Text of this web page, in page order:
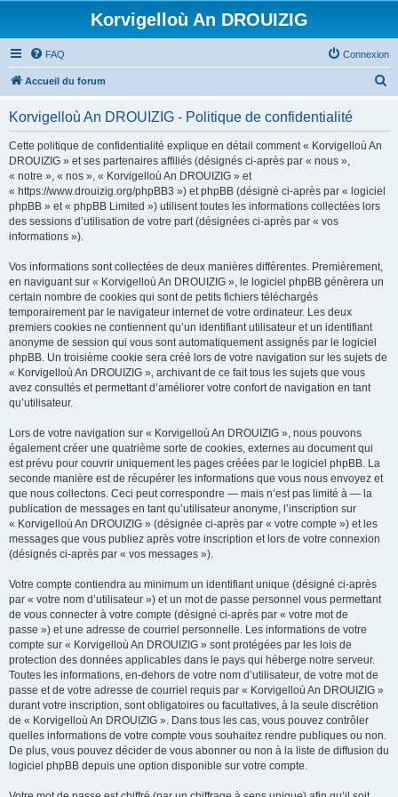
Korvigelloù An DROUIZIG
FAQ Connexion
Accueil du forum
Korvigelloù An DROUIZIG - Politique de confidentialité
Cette politique de confidentialité explique en détail comment « Korvigelloù An
DROUIZIG » et ses partenaires affiliés (désignés ci-après par « nous »,
« notre », « nos », « Korvigelloù An DROUIZIG » et
« https://www.drouizig.org/phpBB3 ») et phpBB (désigné ci-après par « logiciel
phpBB » et « phpBB Limited ») utilisent toutes les informations collectées lors
des sessions d’utilisation de votre part (désignées ci-après par « vos
informations »).
Vos informations sont collectées de deux manières différentes. Premièrement,
en naviguant sur « Korvigelloù An DROUIZIG », le logiciel phpBB génèrera un
certain nombre de cookies qui sont de petits fichiers téléchargés
temporairement par le navigateur internet de votre ordinateur. Les deux
premiers cookies ne contiennent qu’un identifiant utilisateur et un identifiant
anonyme de session qui vous sont automatiquement assignés par le logiciel
phpBB. Un troisième cookie sera créé lors de votre navigation sur les sujets de
« Korvigelloù An DROUIZIG », archivant de ce fait tous les sujets que vous
avez consultés et permettant d’améliorer votre confort de navigation en tant
qu’utilisateur.
Lors de votre navigation sur « Korvigelloù An DROUIZIG », nous pouvons
également créer une quatrième sorte de cookies, externes au document qui
est prévu pour couvrir uniquement les pages créées par le logiciel phpBB. La
seconde manière est de récupérer les informations que vous nous envoyez et
que nous collectons. Ceci peut correspondre — mais n’est pas limité à — la
publication de messages en tant qu’utilisateur anonyme, l’inscription sur
« Korvigelloù An DROUIZIG » (désignée ci-après par « votre compte ») et les
messages que vous publiez après votre inscription et lors de votre connexion
(désignés ci-après par « vos messages »).
Votre compte contiendra au minimum un identifiant unique (désigné ci-après
par « votre nom d’utilisateur ») et un mot de passe personnel vous permettant
de vous connecter à votre compte (désigné ci-après par « votre mot de
passe ») et une adresse de courriel personnelle. Les informations de votre
compte sur « Korvigelloù An DROUIZIG » sont protégées par les lois de
protection des données applicables dans le pays qui héberge notre serveur.
Toutes les informations, en-dehors de votre nom d’utilisateur, de votre mot de
passe et de votre adresse de courriel requis par « Korvigelloù An DROUIZIG »
durant votre inscription, sont obligatoires ou facultatives, à la seule discrétion
de « Korvigelloù An DROUIZIG ». Dans tous les cas, vous pouvez contrôler
quelles informations de votre compte vous souhaitez rendre publiques ou non.
De plus, vous pouvez décider de vous abonner ou non à la liste de diffusion du
logiciel phpBB depuis une option disponible sur votre compte.